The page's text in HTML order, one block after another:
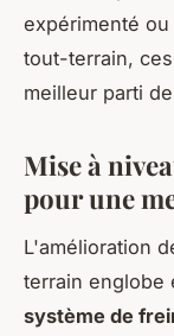
expérimenté
tout-terrain,
meilleur parti
Mise à
pour une
L'amélioration
terrain englobe
système de